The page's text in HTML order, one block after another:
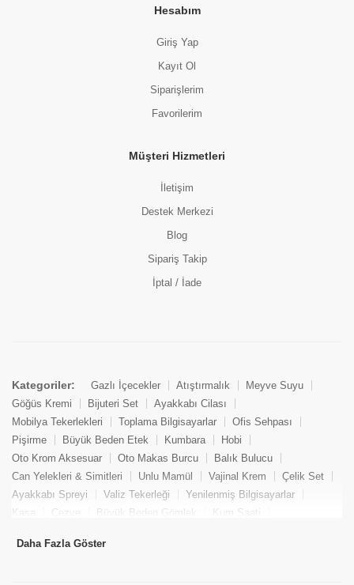
Hesabım
Giriş Yap
Kayıt Ol
Siparişlerim
Favorilerim
Müşteri Hizmetleri
İletişim
Destek Merkezi
Blog
Sipariş Takip
İptal / İade
Kategoriler: Gazlı İçecekler Atıştırmalık
Meyve Suyu
Göğüs Kremi
Bijuteri Set
Ayakkabı Cilası
Mobilya Tekerlekleri
Toplama Bilgisayarlar
Ofis Sehpası
Pişirme
Büyük Beden Etek Kumbara
Hobi
Oto Krom Aksesuar
Oto Makas Burcu
Balık Bulucu
Can Yelekleri & Simitleri
Unlu Mamül Vajinal Krem
Çelik Set
Ayakkabı Spreyi
Valiz Tekerleği
Yenilenmiş Bilgisayarlar
Kasa
Cezve Büyük Beden Gömlek
Kum Saati
Tekne Bağlama & Demirleme
Daha Fazla Göster